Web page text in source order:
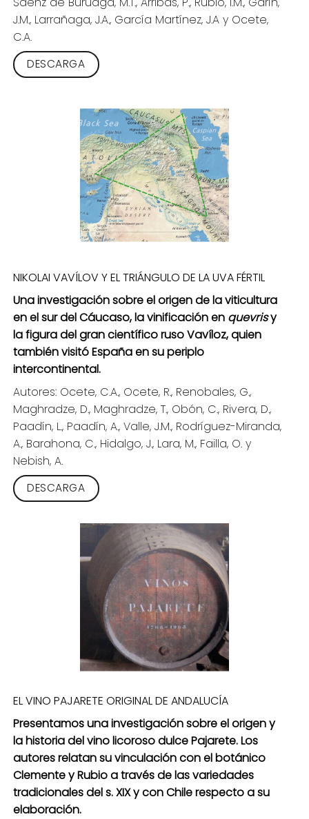
J.M., Larrañaga, J.A., García Martínez, J.A y Ocete,
C.A.
DESCARGA
NIKOLAI VAVÍLOV Y EL TRIÁNGULO DE LA UVA FÉRTIL
Una investigación sobre el origen de la viticultura
en el sur del Cáucaso, la vinificación en quevrisy
la figura del gran científico ruso Vavíloz, quien
también visitó España en su periplo
intercontinental.
Autores: Ocete, C.A., Ocete, R., Renobales, G.,
Maghradze, D., Maghradze, T., Obón, C., Rivera, D.,
Paadín, L., Paadín, A., Valle, J.M., Rodríguez-Miranda,
A., Barahona, C., Hidalgo, J., Lara, M., Failla, O. y
Nebish, A.
DESCARGA
EL VINO PAJARETE ORIGINAL DE ANDALUCÍA
Presentamos una investigación sobre el origen y
la historia del vino licoroso dulce Pajarete. Los
autores relatan su vinculación con el botánico
Clemente y Rubio a través de las variedades
tradicionales del s. XIX y con Chile respecto a su
elaboración.